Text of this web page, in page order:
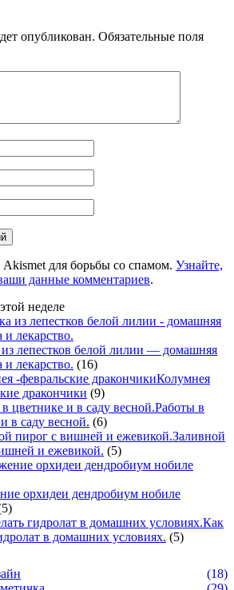
опубликован. Обязательные поля
Akismet для борьбы со спамом. Узнайте,
данные комментариев.
неделе
лепестков белой лилии — домашняя
и лекарство. (16)
Колумнея
дракончики (9)
Работы в
в саду весной. (6)
Заливной
и ежевикой. (5)
орхидеи дендробиум нобиле
Как
в домашних условиях. (5)
(18)